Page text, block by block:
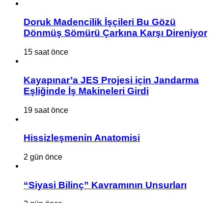
Doruk Madencilik İşçileri Bu Gözü
Dönmüş Sömürü Çarkına Karşı Direniyor
15 saat önce
Kayapınar’a JES Projesi için Jandarma
Eşliğinde İş Makineleri Girdi
19 saat önce
Hissizleşmenin Anatomisi
2 gün önce
“Siyasi Bilinç” Kavramının Unsurları